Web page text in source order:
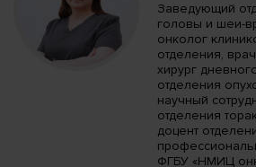
Заведующий
головы и шеи-
онколог
отделения,
хирург
отделения
научный
отделения
доцент
ФГБУ «НМИЦ